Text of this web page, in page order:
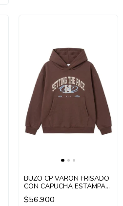
BUZO CP VARON FRISADO
CON CAPUCHA ESTAMPA
14 SETTING (CP265103)
$56.900